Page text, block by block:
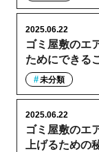
ゴミ屋敷のエ
ためにできる
2025.06.22
未分類
ゴミ屋敷のエ
上げるための
2025.06.22